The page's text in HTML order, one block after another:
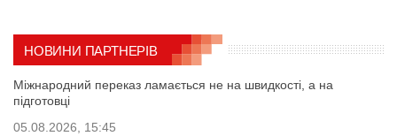
НОВИНИ ПАРТНЕРІВ
Міжнародний переказ ламається не на швидкості, а на
підготовці
05.08.2026, 15:45